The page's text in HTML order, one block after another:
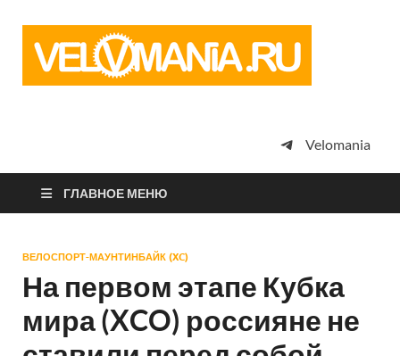
просто
Velomania
ГЛАВНОЕ МЕНЮ
ВЕЛОСПОРТ-МАУНТИНБАЙК (XC)
На первом этапе Кубка
мира (XCO) россияне не